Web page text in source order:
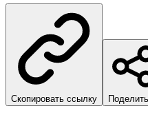
Скопировать ссылку